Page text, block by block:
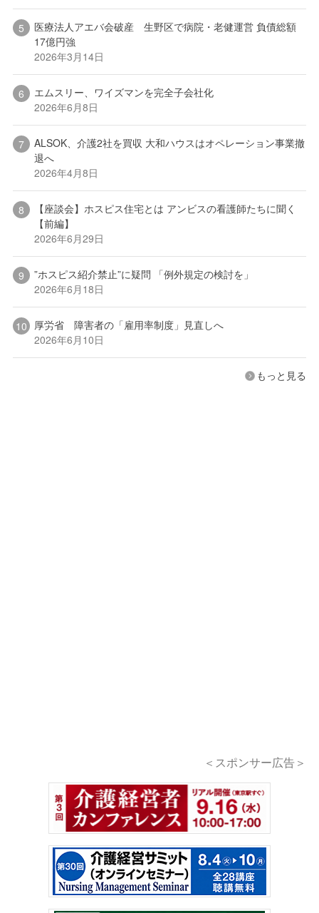
医療法人アエバ会破産 生野区で病院・老健運営 負債総額
17億円強
2026年3月14日
エムスリー、ワイズマンを完全子会社化
2026年6月8日
ALSOK、介護2社を買収 大和ハウスはオペレーション事業撤
退へ
2026年4月8日
【座談会】ホスピス住宅とは アンビスの看護師たちに聞く
【前編】
2026年6月29日
”ホスピス紹介禁止”に疑問 「例外規定の検討を」
2026年6月18日
厚労省 障害者の「雇用率制度」見直しへ
2026年6月10日
もっと見る
＜スポンサー広告＞